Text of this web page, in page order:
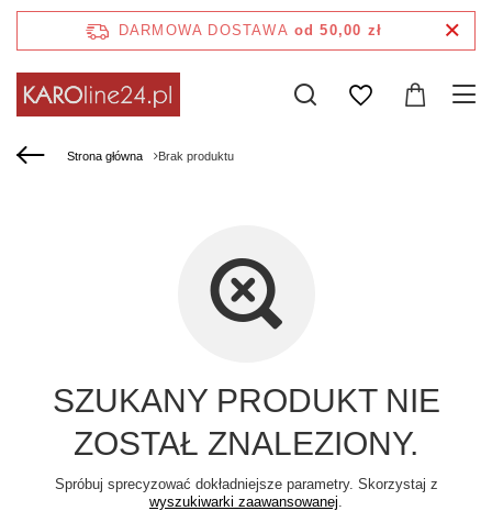
DARMOWA DOSTAWA od 50,00 zł
Strona główna Brak produktu
SZUKANY PRODUKT NIE
ZOSTAŁ ZNALEZIONY.
Spróbuj sprecyzować dokładniejsze parametry. Skorzystaj z
wyszukiwarki zaawansowanej.